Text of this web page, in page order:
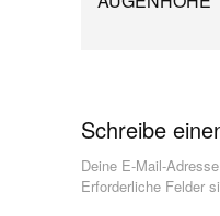
Schreibe
Deine E-Mail-
Erforderliche Felder